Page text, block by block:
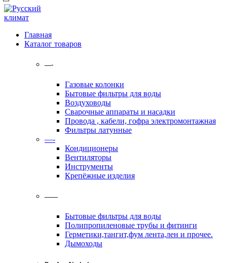
Главная
Каталог товаров
—-
Газовые колонки
Бытовые фильтры для воды
Воздуховоды
Сварочные аппараты и насадки
Провода , кабели, гофра электромонтажная
Фильтры латунные
—-
Кондиционеры
Вентиляторы
Инструменты
Крепёжные изделия
——
Бытовые фильтры для воды
Полипропиленовые трубы и фитинги
Герметики,тангит,фум лента,лен и прочее.
Дымоходы